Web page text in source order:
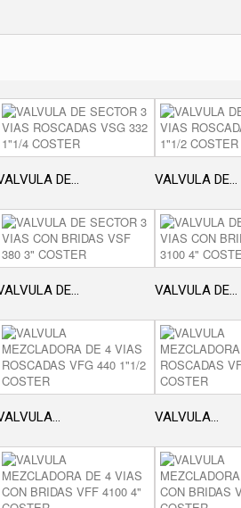
DE... VALVULA DE...
DE... VALVULA DE...
VALVULA...